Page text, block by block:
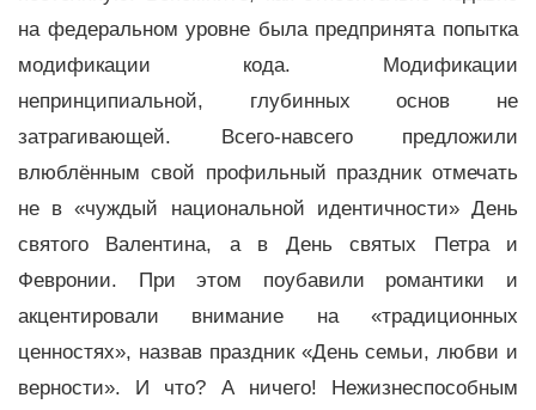
на федеральном уровне была предпринята попытка
модификации кода. Модификации
непринципиальной, глубинных основ не
затрагивающей. Всего-навсего предложили
влюблённым свой профильный праздник отмечать
не в «чуждый национальной идентичности» День
святого Валентина, а в День святых Петра и
Февронии. При этом поубавили романтики и
акцентировали внимание на «традиционных
ценностях», назвав праздник «День семьи, любви и
верности». И что? А ничего! Нежизнеспособным